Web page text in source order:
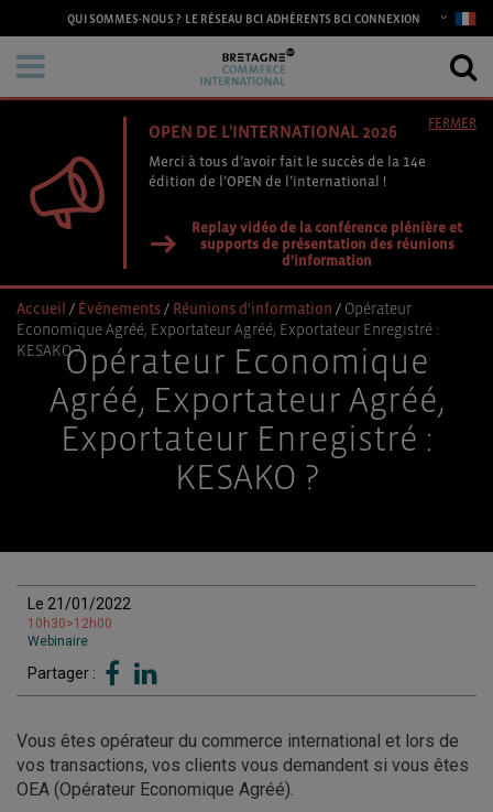
QUI SOMMES-NOUS ? LE RÉSEAU BCI ADHÉRENTS BCI CONNEXION
OPEN DE L'INTERNATIONAL 2026
Merci à tous d’avoir fait le succès de la 14e
édition de l’OPEN de l’international !
Replay vidéo de la conférence plénière et
supports de présentation des réunions
d'information
FERMER
Accueil / Événements/ Réunions d'information / Opérateur
Economique Agréé, Exportateur Agréé, Exportateur Enregistré :
KESAKO ?Opérateur Economique
Agréé, Exportateur Agréé,
Exportateur Enregistré :
KESAKO ?
Le 21/01/2022
10h30>12h00
Webinaire
Partager :
Vous êtes opérateur du commerce international et lors de
vos transactions, vos clients vous demandent si vous êtes
OEA (Opérateur Economique Agréé).